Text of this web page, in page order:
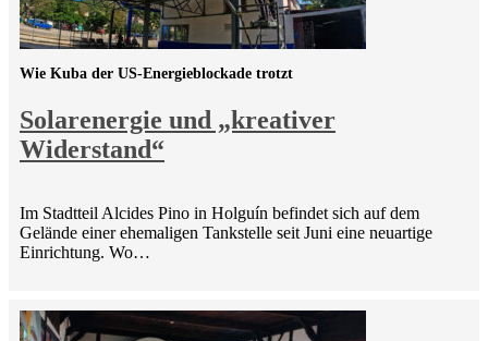
Solarenergie und „kreativer
Widerstand“
Wie Kuba der US-Energieblockade trotzt
Im Stadtteil Alcides Pino in Holguín befindet sich auf dem
Gelände einer ehemaligen Tankstelle seit Juni eine neuartige
Einrichtung. Wo…